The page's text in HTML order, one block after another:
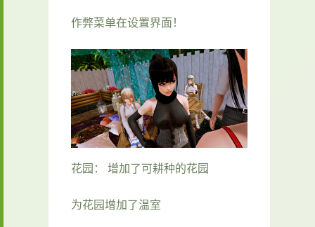
作弊菜单在设置界面！
花园： 增加了可耕种的花园
为花园增加了温室